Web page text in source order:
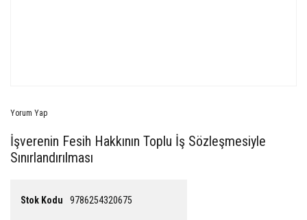
Yorum Yap
İşverenin Fesih Hakkının Toplu İş Sözleşmesiyle
Sınırlandırılması
Stok Kodu 9786254320675